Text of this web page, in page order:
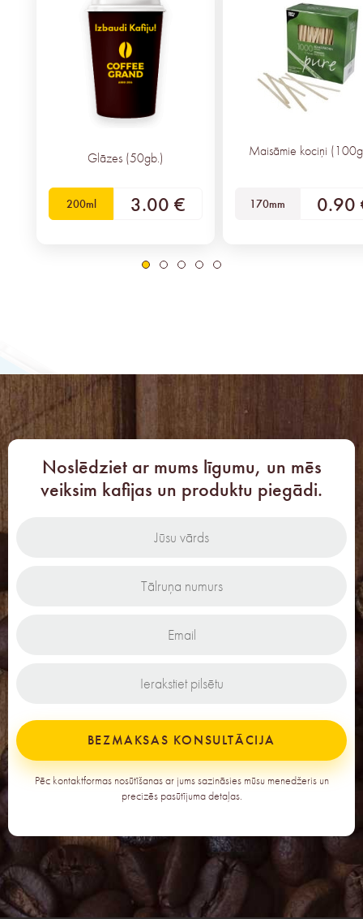
Glāzes (50gb.)
200ml 3.00 €
Maisāmie kociņi
170mm 0.90
Noslēdziet ar mums līgumu, un mēs
veiksim kafijas un produktu piegādi.
BEZMAKSAS KONSULTĀCIJA
Pēc kontaktformas nosūtīšanas ar jums sazināsies mūsu menedžeris un
precizēs pasūtījuma detaļas.